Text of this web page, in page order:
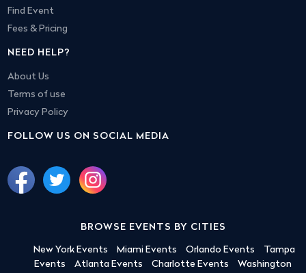
Find Event
Fees & Pricing
NEED HELP?
About Us
Terms of use
Privacy Policy
FOLLOW US ON SOCIAL MEDIA
BROWSE EVENTS BY CITIES
New York Events Miami Events Orlando Events
Tampa
Events
Atlanta Events Charlotte Events
Washington